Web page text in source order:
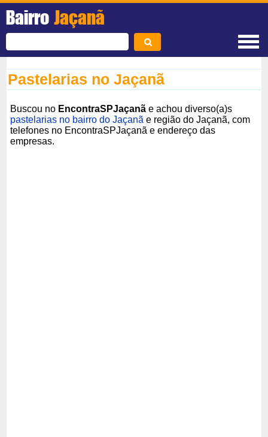
Bairro Jaçanã
Pastelarias no Jaçanã
Buscou no EncontraSPJaçanã e achou diverso(a)s
pastelarias no bairro do Jaçanã e região do Jaçanã, com
telefones no EncontraSPJaçanã e endereço das
empresas.